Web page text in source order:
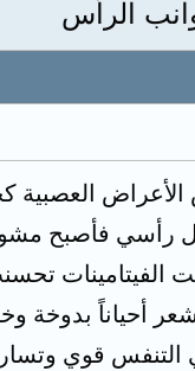
الرأس
ببعض
رأسي فأصبح
الفيتامينات
أحياناً بدوخة
قوي